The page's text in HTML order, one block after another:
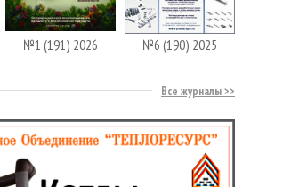
№1 (191) 2026 №6 (190) 2025
Все журналы